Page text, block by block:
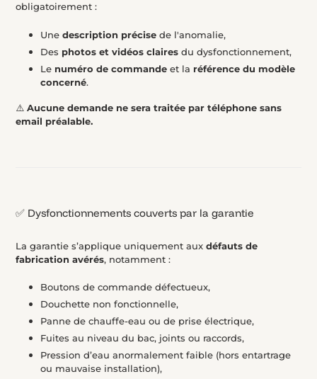
obligatoirement :
Une description précise de l'anomalie,
Des photos et vidéos claires du dysfonctionnement,
Le numéro de commande et la référence du modèle
concerné.
⚠️ Aucune demande ne sera traitée par téléphone sans
email préalable.
✅ Dysfonctionnements couverts par la garantie
La garantie s’applique uniquement aux défauts de
fabrication avérés, notamment :
Boutons de commande défectueux,
Douchette non fonctionnelle,
Panne de chauffe-eau ou de prise électrique,
Fuites au niveau du bac, joints ou raccords,
Pression d’eau anormalement faible (hors entartrage
ou mauvaise installation),